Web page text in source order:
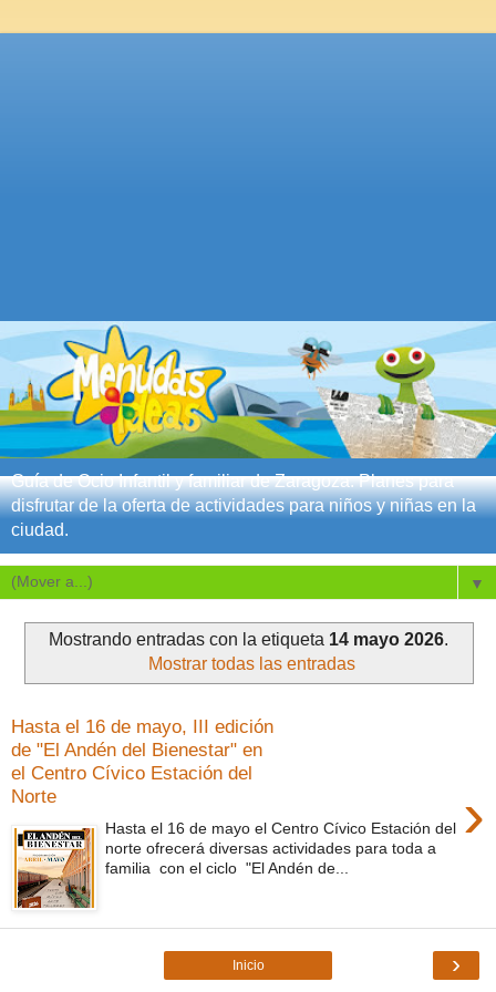
Guía de Ocio Infantil y familiar de Zaragoza. Planes para
disfrutar de la oferta de actividades para niños y niñas en la
ciudad.
▼
Mostrando entradas con la etiqueta 14 mayo 2026.
Mostrar todas las entradas
Hasta el 16 de mayo, III edición
de "El Andén del Bienestar" en
el Centro Cívico Estación del
Norte
›
Hasta el 16 de mayo el Centro Cívico Estación del
norte ofrecerá diversas actividades para toda a
familia con el ciclo "El Andén de...
›
Inicio